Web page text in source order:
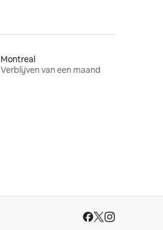
Montreal
Verblijven van een maand